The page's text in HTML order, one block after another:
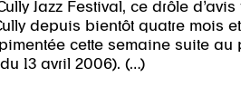
Jazz Festival, ce drôle
depuis bientôt quatre mois
cette semaine suite au
13 avril 2006). (…)